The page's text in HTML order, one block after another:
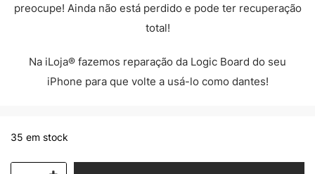
preocupe! Ainda não está perdido e pode ter recuperação
total!
Na iLoja® fazemos reparação da Logic Board do seu
iPhone para que volte a usá-lo como dantes!
35 em stock